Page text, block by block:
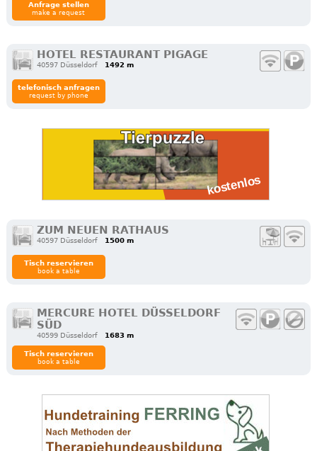
Anfrage stellen
make a request
HOTEL RESTAURANT PIGAGE
40597 Düsseldorf 1492 m
telefonisch anfragen
request by phone
ZUM NEUEN RATHAUS
40597 Düsseldorf 1500 m
Tisch reservieren
book a table
MERCURE HOTEL DÜSSELDORF
SÜD
40599 Düsseldorf 1683 m
Tisch reservieren
book a table